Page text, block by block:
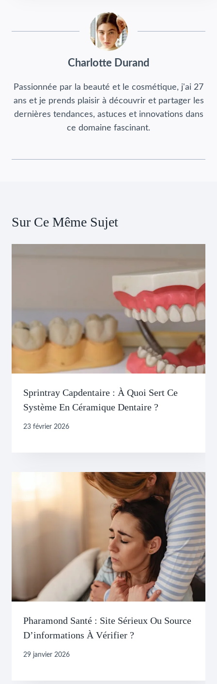
Charlotte Durand
Passionnée par la beauté et le cosmétique, j'ai 27
ans et je prends plaisir à découvrir et partager les
dernières tendances, astuces et innovations dans
ce domaine fascinant.
Sur Ce Même Sujet
Sprintray Capdentaire : À Quoi Sert Ce
Système En Céramique Dentaire ?
23 février 2026
Pharamond Santé : Site Sérieux Ou Source
D’informations À Vérifier ?
29 janvier 2026